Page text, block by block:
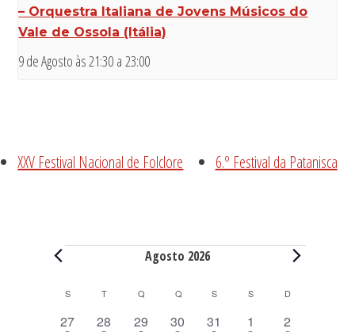
– Orquestra Italiana de Jovens Músicos do
Vale de Ossola (Itália)
9 de Agosto às 21:30 a 23:00
XXV Festival Nacional de Folclore 6.º Festival da Patanisca
Eventos Agosto 2026
SSEGUNDA-FEIRA
T TERÇA-FEIRA
Q QUARTA-FEIRA
Q QUINTA-FEIRA
SSEXTA-FEIRA
S SÁBADOD
6
27
6
28
6
29
6
30
8
31
8
1
6
2